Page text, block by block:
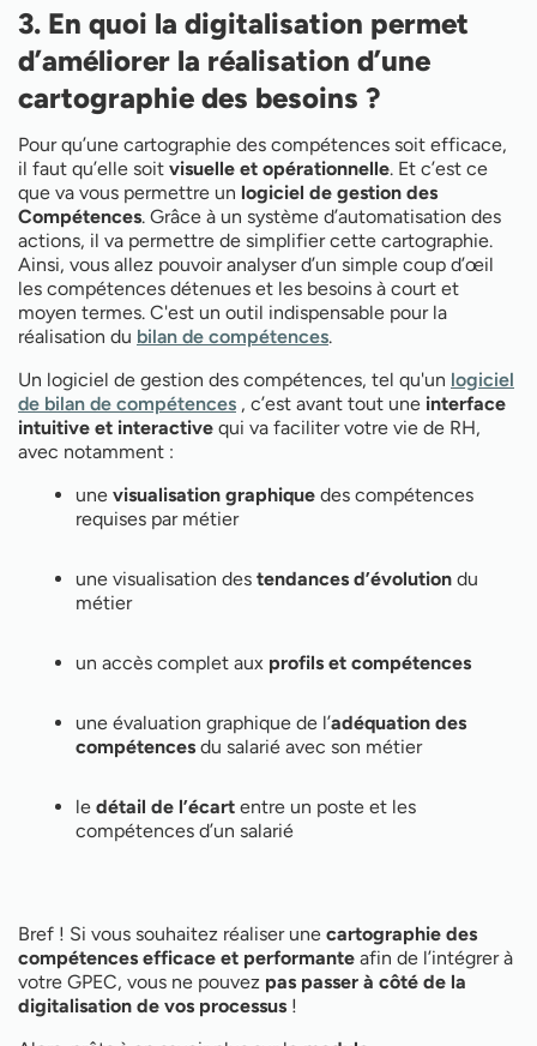
3. En quoi la digitalisation permet
d’améliorer la réalisation d’une
cartographie des besoins ?
Pour qu’une cartographie des compétences soit efficace,
il faut qu’elle soit visuelle et opérationnelle. Et c’est ce
que va vous permettre un logiciel de gestion des
Compétences. Grâce à un système d’automatisation des
actions, il va permettre de simplifier cette cartographie.
Ainsi, vous allez pouvoir analyser d’un simple coup d’œil
les compétences détenues et les besoins à court et
moyen termes. C'est un outil indispensable pour la
réalisation du bilan de compétences.
Un logiciel de gestion des compétences, tel qu'un logiciel
de bilan de compétences , c’est avant tout une interface
intuitive et interactive qui va faciliter votre vie de RH,
avec notamment :
une visualisation graphique des compétences
requises par métier
une visualisation des tendances d’évolution du
métier
un accès complet aux profils et compétences
une évaluation graphique de l’adéquation des
compétences du salarié avec son métier
le détail de l’écart entre un poste et les
compétences d’un salarié
Bref ! Si vous souhaitez réaliser une cartographie des
compétences efficace et performante afin de l’intégrer à
votre GPEC, vous ne pouvez pas passer à côté de la
digitalisation de vos processus !